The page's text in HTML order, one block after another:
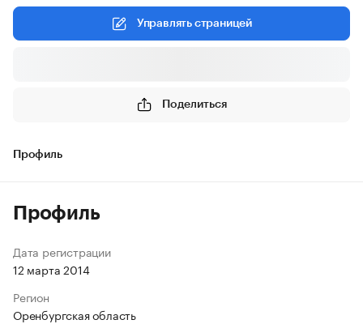
Управлять страницей
Поделиться
Профиль
Профиль
Дата регистрации
12 марта 2014
Регион
Оренбургская область